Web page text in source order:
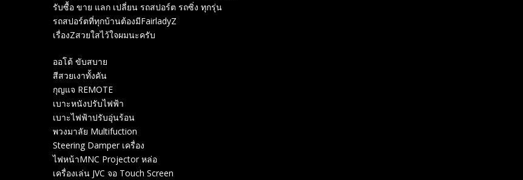
รับซื้อ ขาย แลก เปลี่ยน รถสปอร์ต รถซิ่ง ทุกรุ่น
รถสปอร์ตที่ทุกบ้านต้องมีFairladyZ
เรื่องZสวยใสไว้ใจผมนะครับ
ออโต้ ขับสบาย
สีสวยเงาทั้งคัน
กุญแจ REMOTE
เบาะหนังปรับไฟฟ้า
เบาะไฟฟ้าปรับอุ่นร้อน
พวงมาลัย Multifuction
Steering Damper เครื่อง
ไฟหน้าMNC Projector หล่อ
เครื่องเล่น JVC จอ Touch Screen